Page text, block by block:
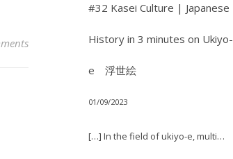
#32 Kasei Culture | Japanese
History in 3 minutes on Ukiyo-
e 浮世絵
01/09/2023
[…] In the field of ukiyo-e, multi…